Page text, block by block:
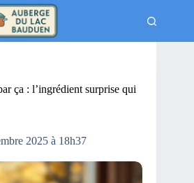
ça : l’ingrédient surprise qui
2025 à 18h37